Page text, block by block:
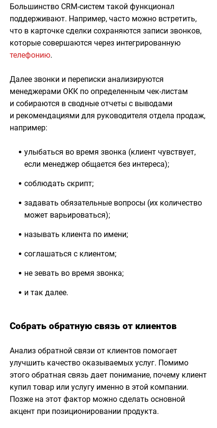
Большинство CRM-систем такой функционал
поддерживают. Например, часто можно встретить,
что в карточке сделки сохраняются записи звонков,
которые совершаются через интегрированную
телефонию.
Далее звонки и переписки анализируются
менеджерами ОКК по определенным чек-листам
и собираются в сводные отчеты с выводами
и рекомендациями для руководителя отдела продаж,
например:
улыбаться во время звонка (клиент чувствует,
если менеджер общается без интереса);
соблюдать скрипт;
задавать обязательные вопросы (их количество
может варьироваться);
называть клиента по имени;
соглашаться с клиентом;
не зевать во время звонка;
и так далее.
Собрать обратную связь от клиентов
Анализ обратной связи от клиентов помогает
улучшить качество оказываемых услуг. Помимо
этого обратная связь дает понимание, почему клиент
купил товар или услугу именно в этой компании.
Позже на этот фактор можно сделать основной
акцент при позиционировании продукта.